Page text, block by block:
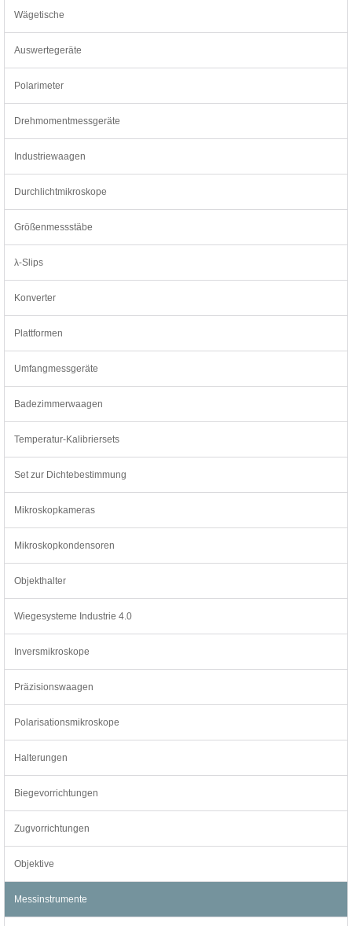
Wägetische
Auswertegeräte
Polarimeter
Drehmomentmessgeräte
Industriewaagen
Durchlichtmikroskope
Größenmessstäbe
λ-Slips
Konverter
Plattformen
Umfangmessgeräte
Badezimmerwaagen
Temperatur-Kalibriersets
Set zur Dichtebestimmung
Mikroskopkameras
Mikroskopkondensoren
Objekthalter
Wiegesysteme Industrie 4.0
Inversmikroskope
Präzisionswaagen
Polarisationsmikroskope
Halterungen
Biegevorrichtungen
Zugvorrichtungen
Objektive
Messinstrumente